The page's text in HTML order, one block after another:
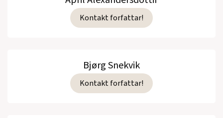
Kontakt forfattar!
Bjørg Snekvik
Kontakt forfattar!